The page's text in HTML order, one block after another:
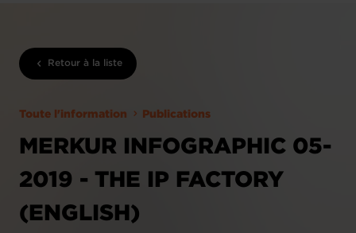
Retour à la liste
Toute l'information Publications
MERKUR INFOGRAPHIC 05-
2019 - THE IP FACTORY
(ENGLISH)